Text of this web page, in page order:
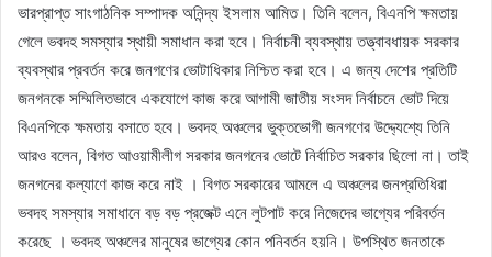
ভারপ্রাপ্ত সাংগাঠনিক সম্পাদক অনিন্দ্য ইসলাম আমিত। তিনি বলেন, বিএনপি ক্ষমতায়
গেলে ভবদহ সমস্যার স্থায়ী সমাধান করা হবে। নির্বাচনী ব্যবস্থায় তত্ত্বাবধায়ক সরকার
ব্যবস্থার প্রবর্তন করে জনগণের ভোটাধিকার নিশ্চিত করা হবে। এ জন্য দেশের প্রতিটি
জনগনকে সম্মিলিতভাবে একযোগে কাজ করে আগামী জাতীয় সংসদ নির্বাচনে ভোট দিয়ে
বিএনপিকে ক্ষমতায় বসাতে হবে। ভবদহ অঞ্চলের ভুক্তভোগী জনগণের উদ্দ্যেশ্যে তিনি
আরও বলেন, বিগত আওয়ামীলীগ সরকার জনগনের ভোটে নির্বাচিত সরকার ছিলো না। তাই
জনগনের কল্যাণে কাজ করে নাই । বিগত সরকারের আমলে এ অঞ্চলের জনপ্রতিধিরা
ভবদহ সমস্যার সমাধানে বড় বড় প্রজেক্ট এনে লুটপাট করে নিজেদের ভাগ্যের পরিবর্তন
করেছে । ভবদহ অঞ্চলের মানুষের ভাগ্যের কোন পনিবর্তন হয়নি। উপস্থিত জনতাকে